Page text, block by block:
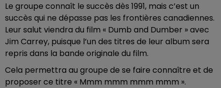
Le groupe connaît le succès dès 1991, mais c’est un
succès qui ne dépasse pas les frontières canadiennes.
Leur salut viendra du film « Dumb and Dumber » avec
Jim Carrey, puisque l’un des titres de leur album sera
repris dans la bande originale du film.
Cela permettra au groupe de se faire connaître et de
proposer ce titre « Mmm mmm mmm mmm ».